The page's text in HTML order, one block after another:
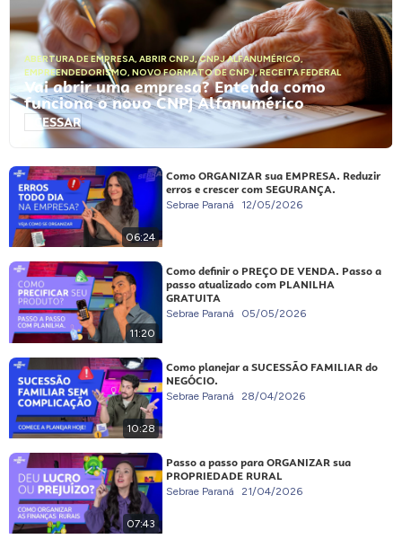
ABERTURA DE EMPRESA, ABRIR CNPJ,CNPJ ALFANUMÉRICO,
EMPREENDEDORISMO, NOVO FORMATO DE CNPJ,RECEITA FEDERAL
Vai abrir uma empresa? Entenda como
funciona o novo CNPJ Alfanumérico
ACESSAR
06:24
Como ORGANIZAR sua EMPRESA. Reduzir
erros e crescer com SEGURANÇA.
Sebrae Paraná 12/05/2026
11:20
Como definir o PREÇO DE VENDA. Passo a
passo atualizado com PLANILHA
GRATUITA
Sebrae Paraná 05/05/2026
10:28
Como planejar a SUCESSÃO FAMILIAR do
NEGÓCIO.
Sebrae Paraná 28/04/2026
07:43
Passo a passo para ORGANIZAR sua
PROPRIEDADE RURAL
Sebrae Paraná 21/04/2026